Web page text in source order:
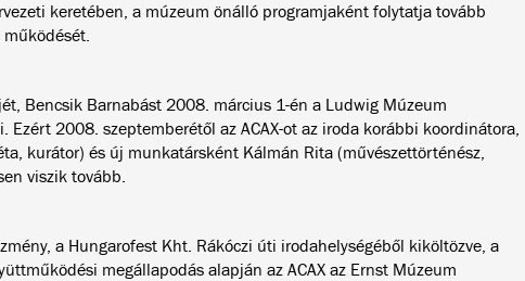
keretében, a múzeum önálló programjaként folytatja tovább
működését.
Bencsik Barnabást 2008. március 1-én a Ludwig Múzeum
Ezért 2008. szeptemberétől az ACAX-ot az iroda korábbi koordinátora,
kurátor) és új munkatársként Kálmán Rita (művészettörténész,
viszik tovább.
a Hungarofest Kht. Rákóczi úti irodahelységéből kiköltözve, a
megállapodás alapján az ACAX az Ernst Múzeum